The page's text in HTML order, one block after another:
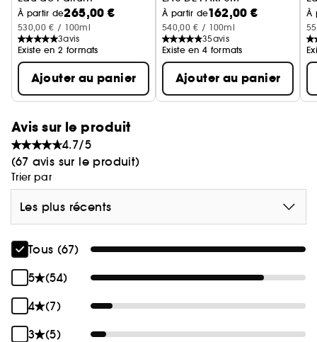
À partir de265,00 €
530,00 € / 100ml
3avis
Existe en 2 formats
Ajouter au panier
À partir de162,00 €
540,00 € / 100ml
35avis
Existe en 4 formats
Ajouter au panier
À
Avis sur le produit
4.7/5
(67 avis sur le produit)
Trier par
Les plus récents
Tous (67)
5
(54)
4
(7)
3
(5)